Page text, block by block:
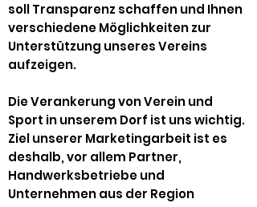
soll Transparenz schaffen und Ihnen
verschiedene Möglichkeiten zur
Unterstützung unseres Vereins
aufzeigen.
Die Verankerung von Verein und
Sport in unserem Dorf ist uns wichtig.
Ziel unserer Marketingarbeit ist es
deshalb, vor allem Partner,
Handwerksbetriebe und
Unternehmen aus der Region